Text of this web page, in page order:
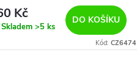
Kč
Skladem >5 ks
DO KOŠÍKU
Kód:CZ6474